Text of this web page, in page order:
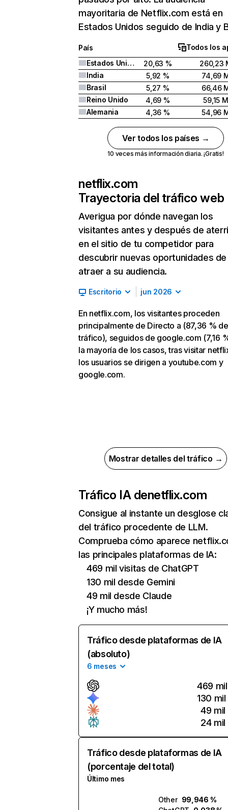
mayoritaria de Netflix.com está en
Estados Unidos seguido de India y
País
Todos los
Estados Unidos
20,63 %
260,23
India
5,92 %
74,69
Brasil
5,27 %
66,46
Reino Unido
4,69 %
59,15 M
Alemania
4,36 % 54,96
Ver todos los países →
10 veces más información diaria. ¡Gratis!
netflix.com
Trayectoria del tráfico web
Averigua por dónde navegan los
visitantes antes y después de
en el sitio de tu competidor para
descubrir nuevas oportunidades de
atraer a su audiencia.
Escritorio jun 2026
En netflix.com, los visitantes proceden
principalmente de Directo a (87,36 % de
tráfico), seguidos de google.com (7,16
la mayoría de los casos, tras visitar
los usuarios se dirigen a youtube.com y
google.com.
Mostrar detalles del tráfico →
Tráfico IA denetflix.com
Consigue al instante un desglose
del tráfico procedente de LLM.
Comprueba cómo aparece
las principales plataformas de IA:
469 mil visitas de ChatGPT
130 mil desde Gemini
49 mil desde Claude
¡Y mucho más!
Tráfico desde plataformas de IA
(absoluto)
6 meses
469 mil
130 mil
49 mil
24 mil
Tráfico desde plataformas de IA
(porcentaje del total)
Último mes
Other 99,946 %